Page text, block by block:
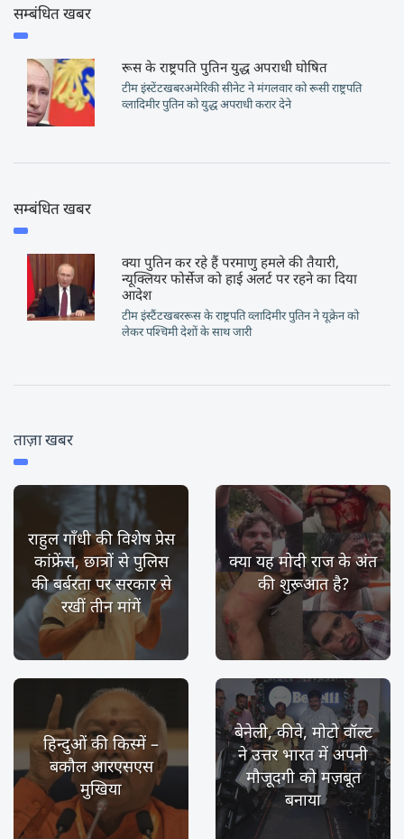
सम्बंधित खबर
रूस के राष्ट्रपति पुतिन युद्ध अपराधी घोषित
टीम इंस्टेंटखबरअमेरिकी सीनेट ने मंगलवार को रूसी राष्ट्रपति
व्लादिमीर पुतिन को युद्ध अपराधी करार देने
सम्बंधित खबर
क्या पुतिन कर रहे हैं परमाणु हमले की तैयारी,
न्यूक्लियर फोर्सेज को हाई अलर्ट पर रहने का दिया
आदेश
टीम इंस्टैंटखबररूस के राष्ट्रपति व्लादिमीर पुतिन ने यूक्रेन को
लेकर पश्चिमी देशों के साथ जारी
ताज़ा खबर
राहुल गाँधी की विशेष प्रेस
कांफ्रेंस, छात्रों से पुलिस
की बर्बरता पर सरकार से
रखीं तीन मांगें
क्या यह मोदी राज के अंत
की शुरूआत है?
हिन्दुओं की किस्में –
बकौल आरएसएस
मुखिया
बेनेली, कीवे, मोटो वॉल्ट
ने उत्तर भारत में अपनी
मौजूदगी को मज़बूत
बनाया